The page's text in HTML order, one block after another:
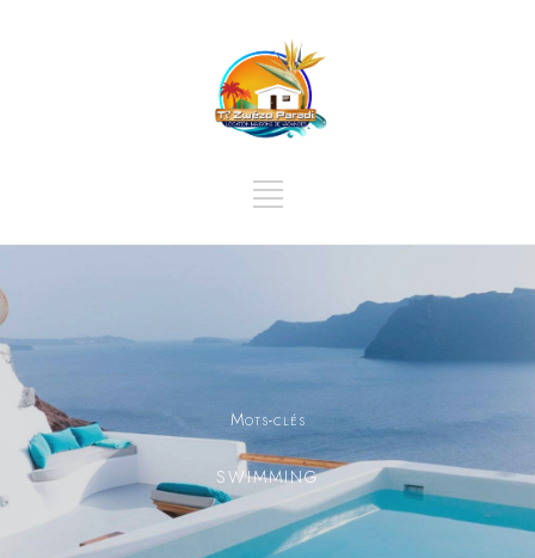
Mots-clés
SWIMMING